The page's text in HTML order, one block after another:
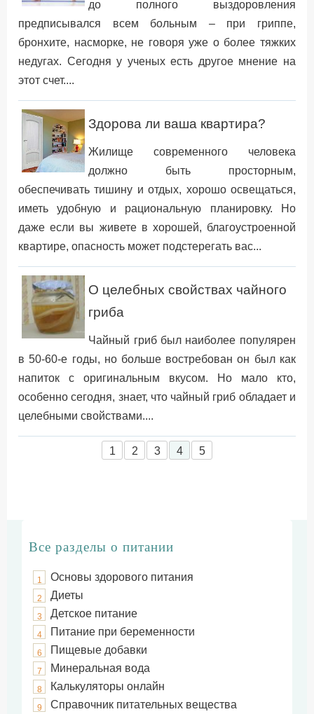
до полного выздоровления
предписывался всем больным – при гриппе,
бронхите, насморке, не говоря уже о более тяжких
недугах. Сегодня у ученых есть другое мнение на
этот счет....
Здорова ли ваша квартира?
Жилище современного человека
должно быть просторным,
обеспечивать тишину и отдых, хорошо освещаться,
иметь удобную и рациональную планировку. Но
даже если вы живете в хорошей, благоустроенной
квартире, опасность может подстерегать вас...
О целебных свойствах чайного
гриба
Чайный гриб был наиболее популярен
в 50-60-е годы, но больше востребован он был как
напиток с оригинальным вкусом. Но мало кто,
особенно сегодня, знает, что чайный гриб обладает и
целебными свойствами....
1 2 3 4 5
Все разделы о питании
1 Основы здорового питания
2 Диеты
3 Детское питание
4 Питание при беременности
6 Пищевые добавки
7 Минеральная вода
8 Калькуляторы онлайн
9 Справочник питательных вещества